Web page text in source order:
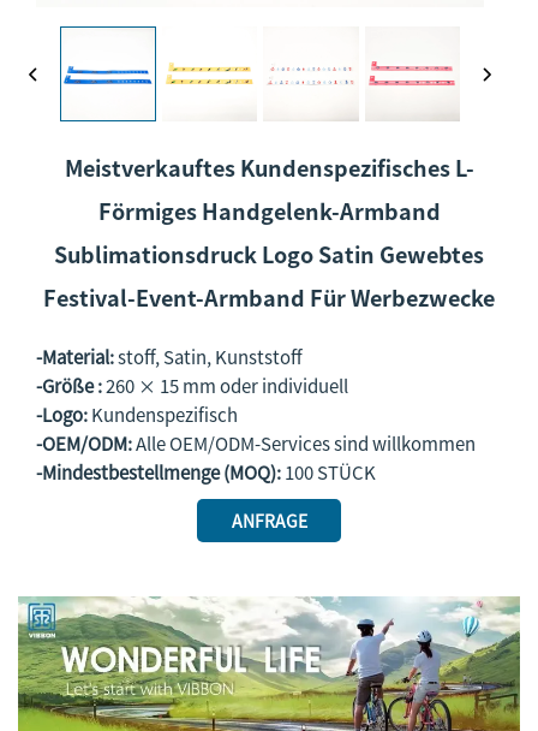
Meistverkauftes Kundenspezifisches L-
Förmiges Handgelenk-Armband
Sublimationsdruck Logo Satin Gewebtes
Festival-Event-Armband Für Werbezwecke
-Material:stoff, Satin, Kunststoff
-Größe :260 × 15 mm oder individuell
-Logo:Kundenspezifisch
-OEM/ODM:Alle OEM/ODM-Services sind willkommen
-Mindestbestellmenge (MOQ):100 STÜCK
ANFRAGE